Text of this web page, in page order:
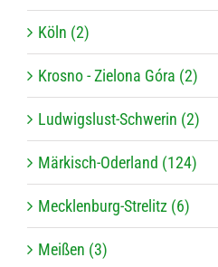
Köln (2)
Krosno - Zielona Góra (2)
Ludwigslust-Schwerin (2)
Märkisch-Oderland (124)
Mecklenburg-Strelitz (6)
Meißen (3)